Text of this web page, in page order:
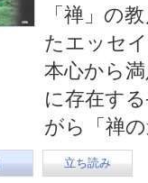
「禅」の
たエッセ
本心から
に存在す
がら「禅
立ち読み